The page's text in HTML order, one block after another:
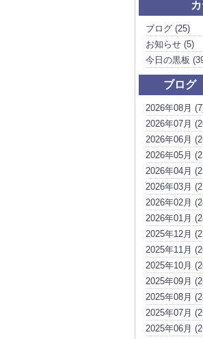
ブログ (25)
お知らせ (5)
今日の黒板
ブログ
2026年08月
2026年07月
2026年06月
2026年05月
2026年04月
2026年03月
2026年02月
2026年01月
2025年12月
2025年11月
2025年10月
2025年09月
2025年08月
2025年07月
2025年06月